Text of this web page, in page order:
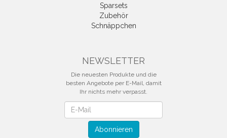
Sparsets
Zubehör
Schnäppchen
NEWSLETTER
Die neuesten Produkte und die
besten Angebote per E-Mail, damit
Ihr nichts mehr verpasst.
Abonnieren